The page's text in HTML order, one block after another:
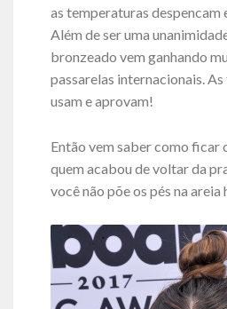
as temperaturas despencam
Além de ser uma
bronzeado vem ganhando
passarelas internacionais.
usam e aprovam!
Então vem saber como ficar
quem acabou de voltar da
você não põe os pés na